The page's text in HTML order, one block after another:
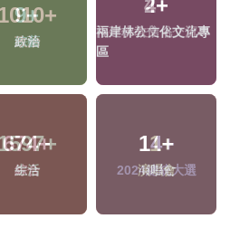
9+
綜藝
兩岸佛教文化交流專
區
674+
綜合
14+
2024總統大選